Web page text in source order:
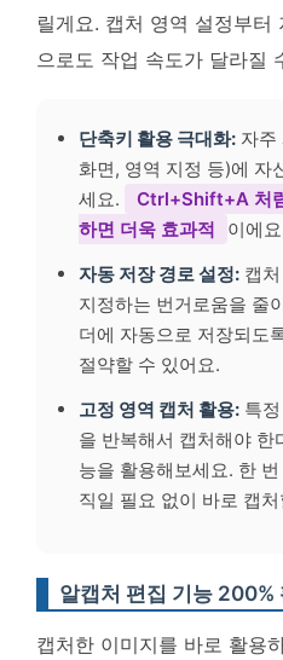
릴게요. 캡처 영역 설정부터
으로도 작업 속도가 달라질
단축키 활용 극대화: 자주
화면, 영역 지정 등)에 자
세요.
Ctrl+Shift+A 처
하면 더욱 효과적
이에
자동 저장 경로 설정: 캡
지정하는 번거로움을 줄
더에 자동으로 저장되도
절약할 수 있어요.
고정 영역 캡처 활용: 특
을 반복해서 캡처해야 한
능을 활용해보세요. 한
직일 필요 없이 바로 캡
알캡처 편집 기능 200%
캡처한 이미지를 바로 활용